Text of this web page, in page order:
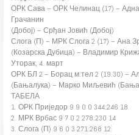
ОРК Сава – ОРК Челинац (17) –
Грачанин
(Добој) – Срђан Јовић (Добој)
Слога (П) – МРК Слога 2 (17) – Ана
(Козарска Дубица) – Владимир
Уторак, 4. март
ОРК БЛ 2 – Борац м:тел 2 (19.30) –
(Бањалука) – Марко Миљевић
ТАБЕЛА
1. ОРК Приједор 9 9 0 0 344:246 18
2. МРК Врбас 9 7 0 2 278:230 14
3. Слога (П) 9 6 0 3 271:268 12